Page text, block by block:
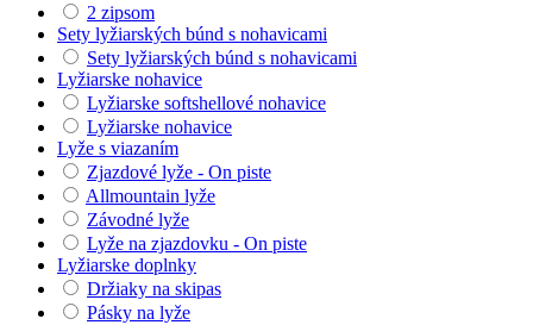
2 zipsom
Sety lyžiarských búnd s nohavicami
Sety lyžiarských búnd s nohavicami
Lyžiarske nohavice
Lyžiarske softshellové nohavice
Lyžiarske nohavice
Lyže s viazaním
Zjazdové lyže - On piste
Allmountain lyže
Závodné lyže
Lyže na zjazdovku - On piste
Lyžiarske doplnky
Držiaky na skipas
Pásky na lyže